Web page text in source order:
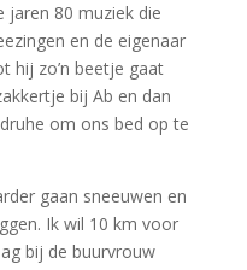
jaren 80 muziek die
en de eigenaar
hij zo’n beetje gaat
bij Ab en dan
om ons bed op te
gaan sneeuwen en
Ik wil 10 km voor
bij de buurvrouw